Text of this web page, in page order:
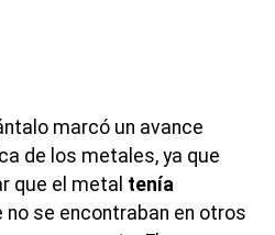
marcó un avance
de los metales, ya que
que el metal tenía
se encontraban en otros